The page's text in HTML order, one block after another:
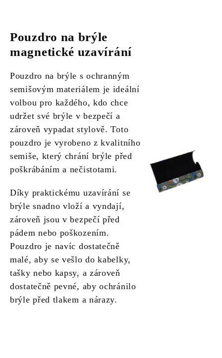
Pouzdro na brýle
magnetické uzavírání
Pouzdro na brýle s ochranným
semišovým materiálem je ideální
volbou pro každého, kdo chce
udržet své brýle v bezpečí a
zároveň vypadat stylově. Toto
pouzdro je vyrobeno z kvalitního
semiše, který chrání brýle před
poškrábáním a nečistotami.
Díky praktickému uzavírání se
brýle snadno vloží a vyndají,
zároveň jsou v bezpečí před
pádem nebo poškozením.
Pouzdro je navíc dostatečně
malé, aby se vešlo do kabelky,
tašky nebo kapsy, a zároveň
dostatečně pevné, aby ochránilo
brýle před tlakem a nárazy.